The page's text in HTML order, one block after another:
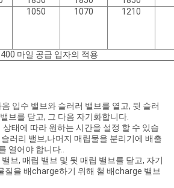
1050 1070 1210
마일 공급 입자의 적용
입수 밸브와 슬러러 밸브를 열고, 뒷 슬러
브를 닫고, 그 다음 자기화합니다.
태에 따라 원하는 시간을 설정 할 수 있습
러리 밸브,나머지 매립물을 분리기에 배출
열어야 합니다..
브, 매립 밸브 및 뒷 매립 밸브를 닫고, 자기
질을 배charge하기 위해 철 배charge 밸브